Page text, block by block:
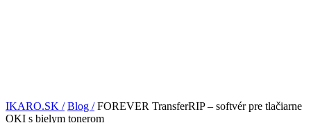
IKARO.SK / Blog /FOREVER TransferRIP – softvér pre tlačiarne
OKI s bielym tonerom